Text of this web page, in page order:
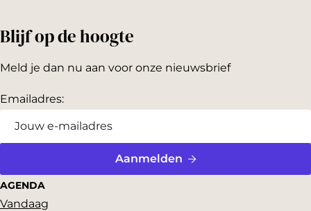
l
e
z
g
i
l
e
z
g
i
l
e
g
Blijf op de hoogte
Meld je dan nu aan voor onze nieuwsbrief
Emailadres:
Aanmelden
AGENDA
Vandaag